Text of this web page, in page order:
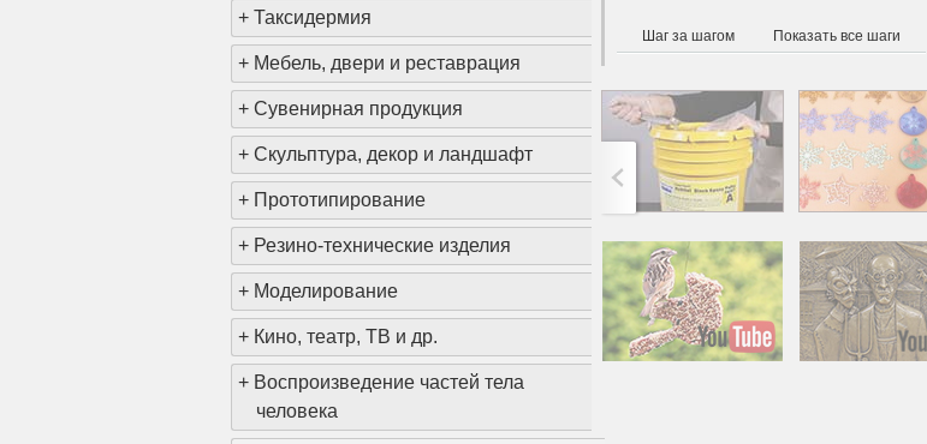
+ Таксидермия
+ Мебель, двери и реставрация
+ Сувенирная продукция
+ Скульптура, декор и ландшафт
+ Прототипирование
+ Резино-технические изделия
+ Моделирование
+ Кино, театр, ТВ и др.
+ Воспроизведение частей тела
человека
Шаг за шагом Показать все шаги
<